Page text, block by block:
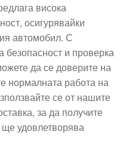
висока
осигурявайки
автомобил. С
безопасност и проверка
да се доверите на
нормалната работа на
се от нашите
за да получите
ще удовлетворява